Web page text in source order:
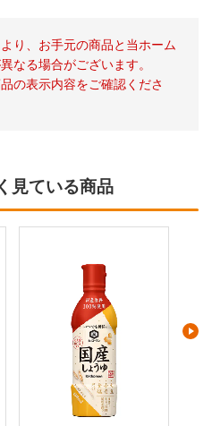
り、お手元の商品と当ホーム
なる場合がございます。
の表示内容をご確認くださ
見ている商品